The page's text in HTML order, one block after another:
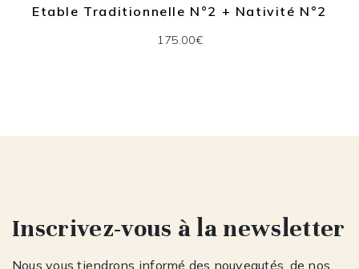
Etable Traditionnelle N°2 + Nativité N°2
175.00€
Inscrivez-vous à la newsletter
Nous vous tiendrons informé des nouveautés, de nos